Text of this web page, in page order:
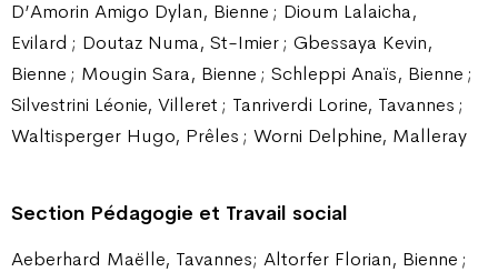
D’Amorin Amigo Dylan, Bienne ; Dioum Lalaicha,
Evilard ; Doutaz Numa, St-Imier ; Gbessaya Kevin,
Bienne ; Mougin Sara, Bienne ; Schleppi Anaïs, Bienne ;
Silvestrini Léonie, Villeret ; Tanriverdi Lorine, Tavannes ;
Waltisperger Hugo, Prêles ; Worni Delphine, Malleray
Section Pédagogie et Travail social
Aeberhard Maëlle, Tavannes; Altorfer Florian, Bienne ;